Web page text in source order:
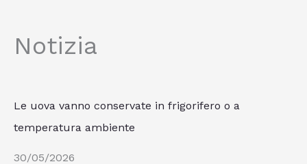
Notizia
Le uova vanno conservate in frigorifero o a
temperatura ambiente
30/05/2026